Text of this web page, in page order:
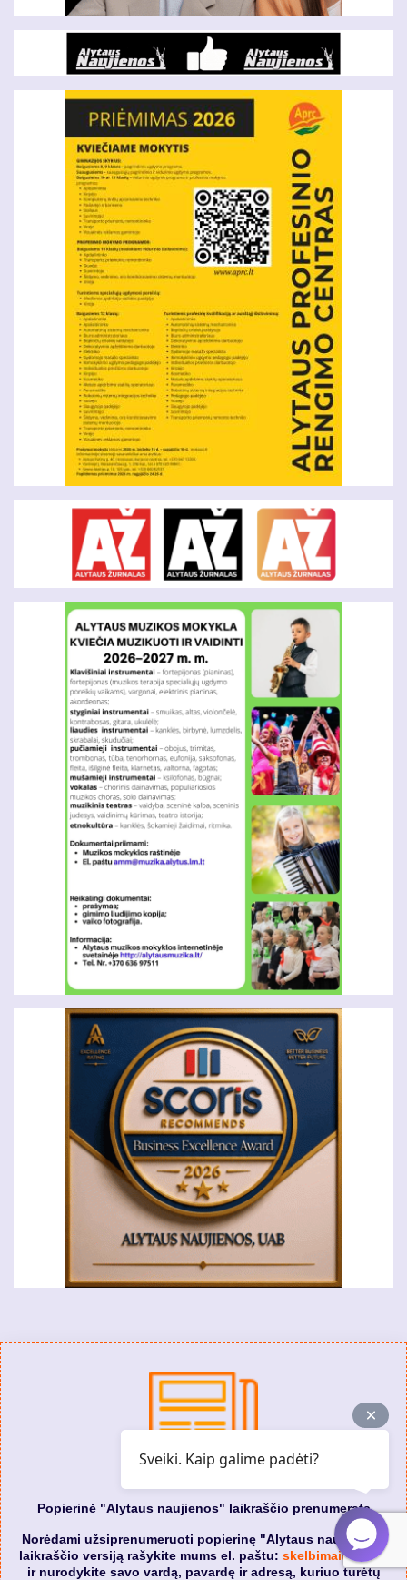
Popierinė "Alytaus naujienos" laikraščio prenumerata
Norėdami užsiprenumeruoti popierinę "Alytaus naujienos"
laikraščio versiją rašykite mums el. paštu: skelbimai@ana.lt
ir nurodykite savo vardą, pavardę ir adresą, kuriuo turėtų
Sveiki. Kaip galime padėti?